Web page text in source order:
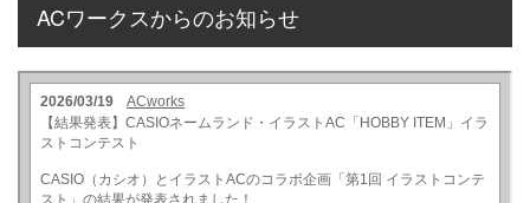
ACワークスからのお知らせ